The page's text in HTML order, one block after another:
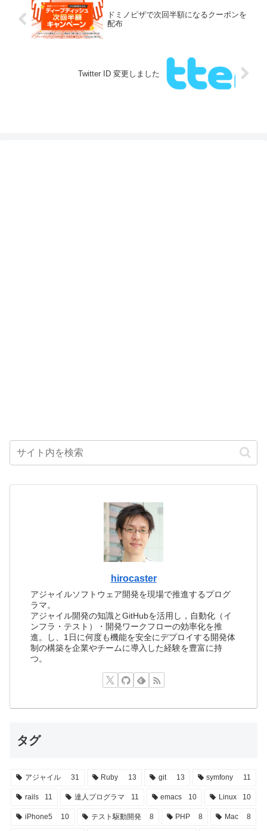
ドミノピザで次回半額になるクーポンを
配布
Twitter ID 変更しました
hirocaster
アジャイルソフトウェア開発を現場で推進するプログ
ラマ。
アジャイル開発の知識とGitHubを活用し，自動化（イ
ンフラ・テスト）・開発ワークフローの効率化を推
進。し、1日に何度も機能を安全にデプロイする開発体
制の構築を企業やチームに導入した経験を豊富に持
つ。
タグ
アジャイル 31 Ruby 13 git 13 symfony 11
rails 11 達人プログラマ 11 emacs 10 Linux 10
iPhone5 10 テスト駆動開発 8 PHP 8 Mac 8